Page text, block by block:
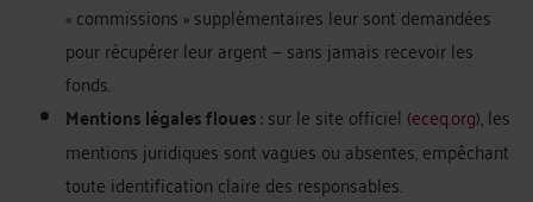
« commissions » supplémentaires leur sont demandées
pour récupérer leur argent — sans jamais recevoir les
fonds.
Mentions légales floues: sur le site officiel (eceq.org), les
mentions juridiques sont vagues ou absentes, empêchant
toute identification claire des responsables.